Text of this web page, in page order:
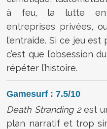
à feu, la lutte
entreprises privées,
l’entraide. Si ce jeu est
c’est que l’obsession
répéter l’histoire.
Gamesurf : 7.5/10
Death Stranding 2est
plan narratif et trop